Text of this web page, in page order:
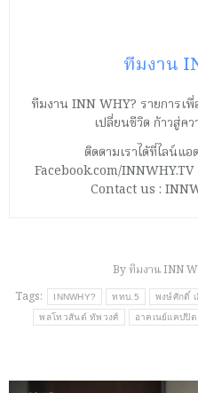
ทีมงาน
ทีมงาน INN WHY? รายการเ
เปลี่ยนชีวิต ก้าวสู่ค
ติดตามเราได้ที่ไลน์แ
Facebook.com/
Contact us :
Byทีมงาน INN
Tags:
INNWHY? ททบ.5 พงษ์ศักดิ์
พลโทวสันต์ ทัพวงศ์ อาคเนย์แคปปิ